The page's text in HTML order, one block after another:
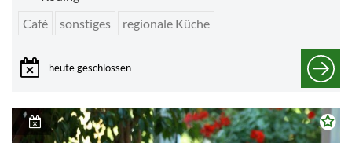
Café
sonstiges regionale Küche
heute geschlossen